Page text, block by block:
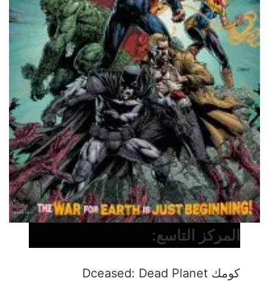
المركز التاسع:
كومك Dceased: Dead Planet